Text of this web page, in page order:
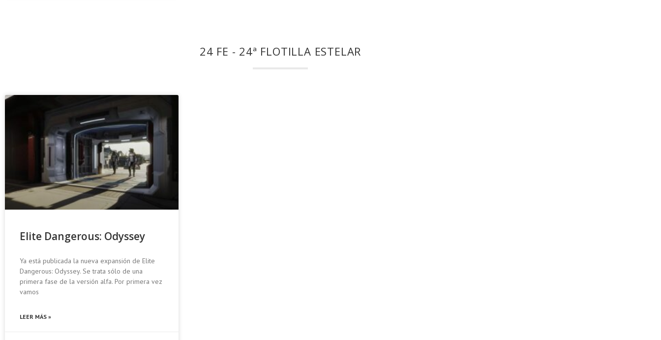
24 FE - 24ª FLOTILLA ESTELAR
Elite Dangerous: Odyssey
Ya está publicada la nueva expansión de Elite
Dangerous: Odyssey. Se trata sólo de una
primera fase de la versión alfa. Por primera vez
vamos
LEER MÁS »